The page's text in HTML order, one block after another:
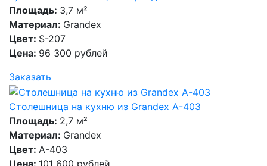
Площадь: 3,7 м²
Материал: Grandex
Цвет: S-207
Цена: 96 300 рублей
Заказать
Столешница на кухню из Grandex A-403
Площадь: 2,7 м²
Материал: Grandex
Цвет: A-403
Цена: 101 600 рублей